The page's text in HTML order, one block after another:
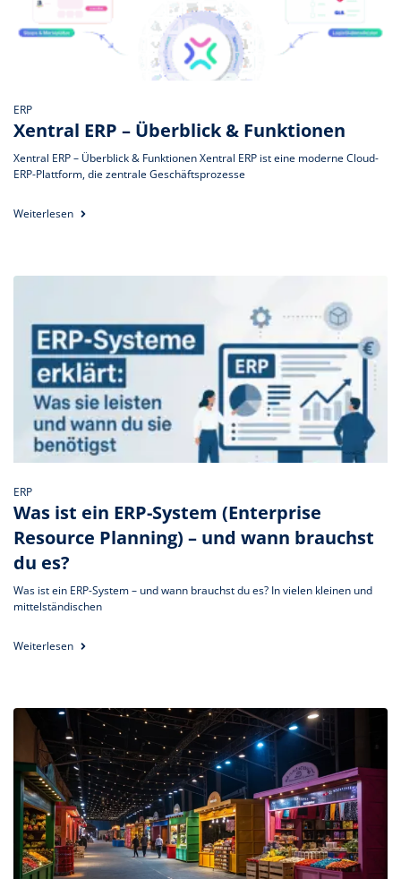
ERP
Xentral ERP – Überblick & Funktionen
Xentral ERP – Überblick & Funktionen Xentral ERP ist eine moderne Cloud-
ERP-Plattform, die zentrale Geschäftsprozesse
Weiterlesen
ERP
Was ist ein ERP-System (Enterprise
Resource Planning) – und wann brauchst
du es?
Was ist ein ERP-System – und wann brauchst du es? In vielen kleinen und
mittelständischen
Weiterlesen